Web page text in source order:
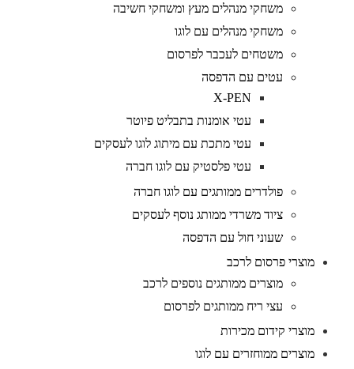
משחקי מנהלים מעץ ומשחקי חשיבה
משחקי מנהלים עם לוגו
משטחים לעכבר לפרסום
עטים עם הדפסה
X-PEN
עטי אומנות בתבליט פיוטר
עטי מתכת עם מיתוג לוגו לעסקים
עטי פלסטיק עם לוגו חברה
פולדרים ממותגים עם לוגו חברה
ציוד משרדי ממותג נוסף לעסקים
שעוני חול עם הדפסה
מוצרי פרסום לרכב
מוצרים ממותגים נוספים לרכב
עצי ריח ממותגים לפרסום
מוצרי קידום מכירות
מוצרים ממוחזרים עם לוגו